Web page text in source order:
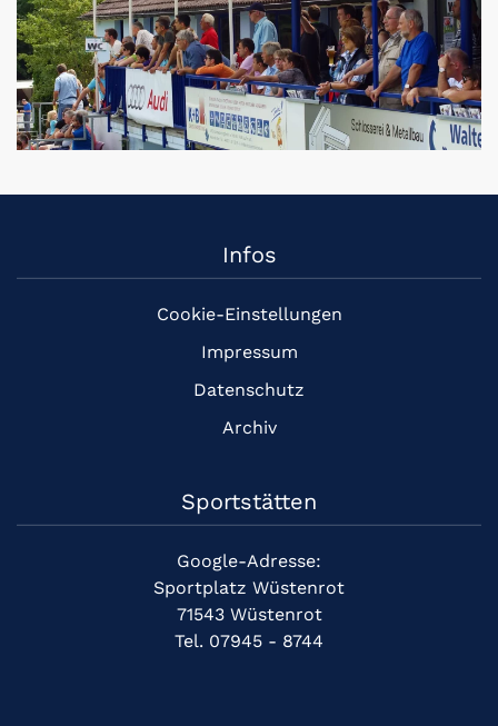
Infos
Cookie-Einstellungen
Impressum
Datenschutz
Archiv
Sportstätten
Google-Adresse:
Sportplatz Wüstenrot
71543 Wüstenrot
Tel. 07945 - 8744